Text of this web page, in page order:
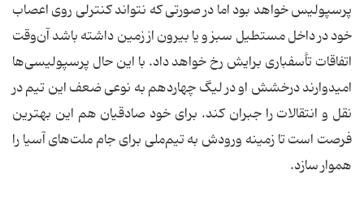
پرسپولیس خواهد بود اما در صورتی كه نتواند كنترلی روی اعصاب
خود در داخل مستطیل سبز و یا بیرون از زمین داشته باشد آن‌وقت
اتفاقات تأسفباری برایش رخ خواهد داد. با این حال پرسپولیسی‌ها
امیدوارند درخشش او در لیگ چهاردهم به نوعی ضعف این تیم در
نقل و انتقالات را جبران كند. برای خود صادقیان هم این بهترین
فرصت است تا زمینه ورودش به تیم‌ملی برای جام ملت‌های آسیا را
هموار سازد.